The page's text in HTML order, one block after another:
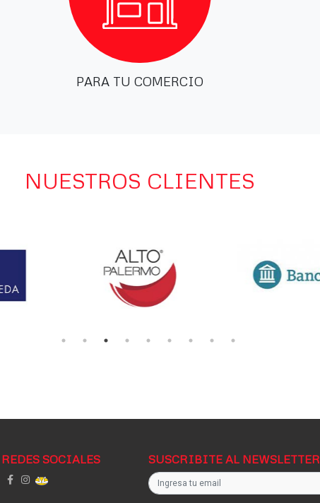
PARA TU COMERCIO
NUESTROS CLIENTES
REDES SOCIALES SUSCRIBITE AL NEWSLETTER
Username